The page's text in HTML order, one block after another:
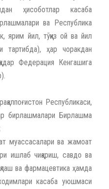
ҳисоботлар касаба
ва Республика
ярим йил, тўққиз ой ва йил
тартибда), ҳар чоракдан
Федерация Кенгашига
Республикаси,
бирлашмалари Бирлашма
муассасалари ва жамоат
ишлаб чиқариш, савдо ва
ва фармацевтика ҳамда
касаба уюшмаси